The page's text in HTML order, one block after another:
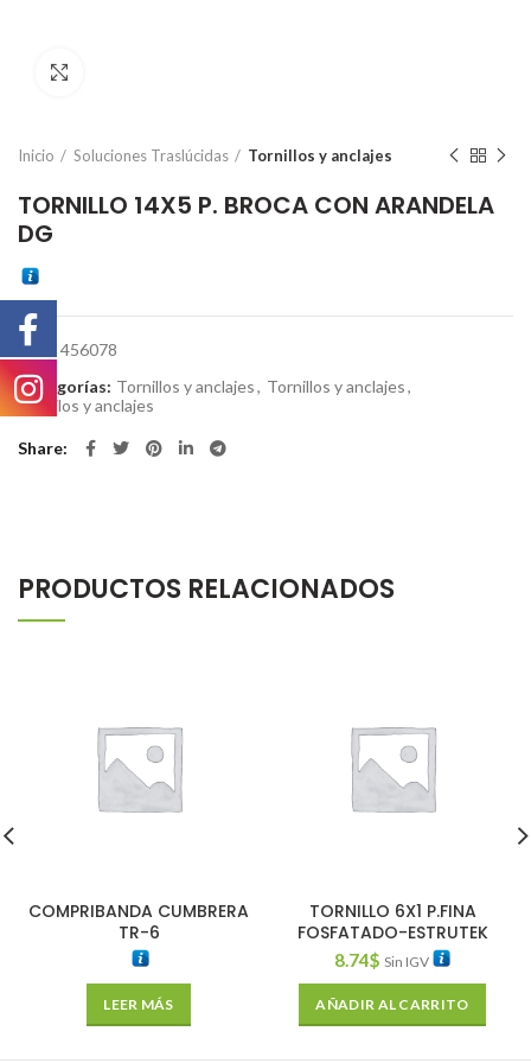
Inicio Soluciones Traslúcidas Tornillos y anclajes
TORNILLO 14X5 P. BROCA CON ARANDELA
DG
SKU: 456078
Categorías: Tornillos y anclajes, Tornillos y anclajes,
Tornilos y anclajes
Share
PRODUCTOS RELACIONADOS
COMPRIBANDA CUMBRERA
TR-6
LEER MÁS
TORNILLO 6X1 P.FINA
FOSFATADO-ESTRUTEK
8.74$ Sin IGV
AÑADIR AL CARRITO